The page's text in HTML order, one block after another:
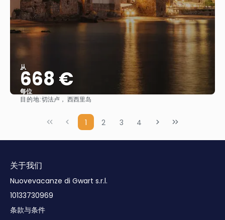
从
668 €
每位
目的地:切法卢， 西西里岛
1 2 3 4
关于我们
Nuovevacanze di Gwart s.r.l.
10133730969
条款与条件